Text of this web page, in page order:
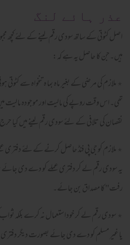
عذر ہائے لنگ
اصل کٹوتی کے ساتھ سودی رقم لینے کے لئے کچھ
ہیں۔جن کا حاصل یہ ہے کہ:
٭ ملازم کی مرضی کے بغیر ماہ بما ہ تنخواہ سے
تھی۔اس وقت روپے کی مالیت اور موجودہ
نقصان کی تلافی کے لئے سودی رقم لینے میں کیا
٭ ملازم کو جی پی فنڈ حاصل کرنے کےلئے دفتری
یہ سودی رقم لے کر دفتری عملے کو دے دی جائے
رفت'' کا مصداق بن جائے۔
٭ سودی رقم لے کر خوداستعمال نہ کرے بلکہ
یا غیر مسلم کو دے دی جائے بصورت دیگر